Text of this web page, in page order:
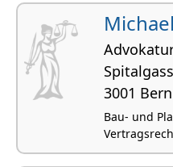
3001 Bern
Bau- und